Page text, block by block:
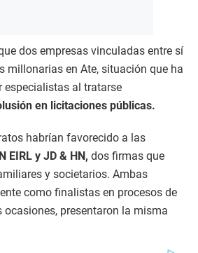
dos empresas vinculadas entre sí
millonarias en Ate, situación que ha
especialistas al tratarse
en licitaciones públicas.
habrían favorecido a las
EIRL y JD & HN, dos firmas que
y societarios. Ambas
como finalistas en procesos de
ocasiones, presentaron la misma